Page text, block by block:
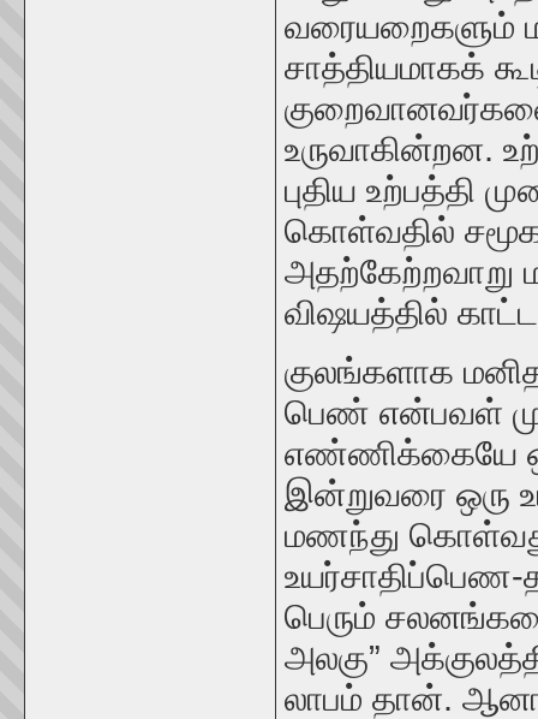
வரையறைகளும்
சாத்தியமாகக்
உருவாகின்றன.
புதிய உற்பத்தி
கொள்வதில்
அதற்கேற்றவாறு
விஷயத்தில்
குலங்களாக
பெண் என்பவள்
எண்ணிக்கையே
இன்றுவரை ஒரு
மணந்து
பெரும்
அலகு”
லாபம் தான்.